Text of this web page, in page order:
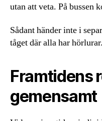
utan att veta. På bussen
Sådant händer inte i
tåget där alla har
Framtidens
gemensamt